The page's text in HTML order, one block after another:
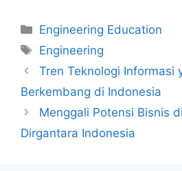
Kategori
Engineering Education
Tag
Engineering
Tren Teknologi Informasi
Berkembang di Indonesia
Menggali Potensi Bisnis
Dirgantara Indonesia